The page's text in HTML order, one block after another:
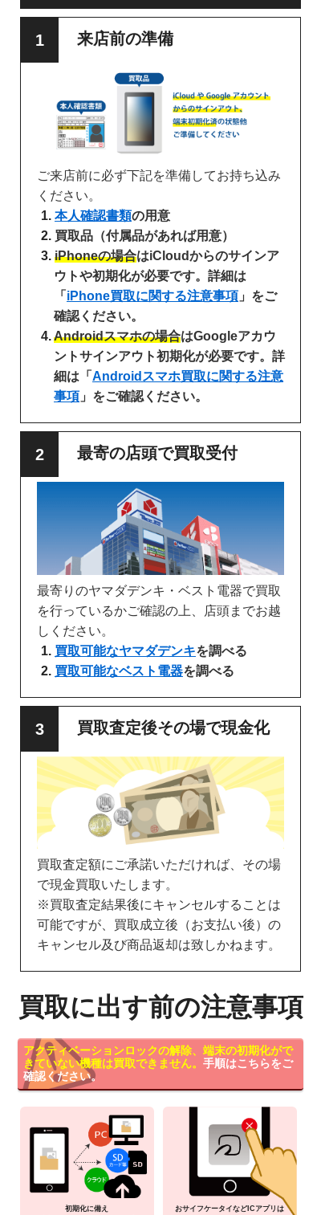
来店前の準備
ご来店前に必ず下記を準備してお持ち込み
ください。
本人確認書類の用意
買取品（付属品があれば用意）
iPhoneの場合はiCloudからのサインア
ウトや初期化が必要です。詳細は
「 iPhone買取に関する注意事項 」をご
確認ください。
Androidスマホの場合はGoogleアカウ
ントサインアウト初期化が必要です。詳
細は「 Androidスマホ買取に関する注意
事項 」をご確認ください。
最寄の店頭で買取受付
最寄りのヤマダデンキ・ベスト電器で買取
を行っているかご確認の上、店頭までお越
しください。
買取可能なヤマダデンキを調べる
買取可能なベスト電器を調べる
買取査定後その場で現金化
買取査定額にご承諾いただければ、その場
で現金買取いたします。
※買取査定結果後にキャンセルすることは
可能ですが、買取成立後（お支払い後）の
キャンセル及び商品返却は致しかねます。
買取に出す前の注意事項
アクティベーションロックの解除、端末の初期化がで
きていない機種は買取できません。 手順はこちらをご
確認ください。
初期化に備え
おサイフケータイなどICアプリは